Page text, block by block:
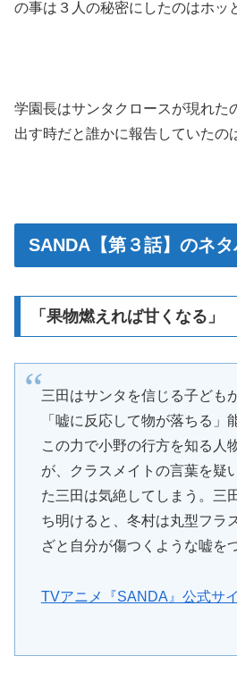
の事は３人の秘密にしたのはホッ
学園長はサンタクロースが現れた
出す時だと誰かに報告していたの
SANDA【第３話】のネ
「果物燃えれば甘くなる」
三田はサンタを信じる子ども
「嘘に反応して物が落ちる」
この力で小野の行方を知る人
が、クラスメイトの言葉を疑
た三田は気絶してしまう。三
ち明けると、冬村は丸型フラ
ざと自分が傷つくような嘘を
TVアニメ『SANDA』公式サ